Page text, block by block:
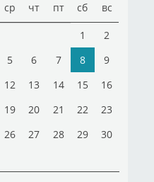
ср чт пт сб вс
1
2
5 6 7 8
9
12 13 14 15
16
19 20 21 22
23
26 27 28 29
30